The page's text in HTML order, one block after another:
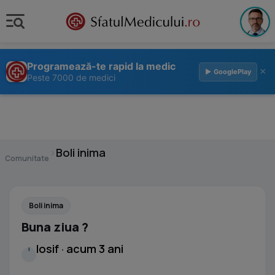
Programează-te rapid la medic
Peste 7000 de medici
▶ GooglePlay ×
Comunitate Boli inima
Boli inima
Buna ziua ?
I Iosif · acum 3 ani